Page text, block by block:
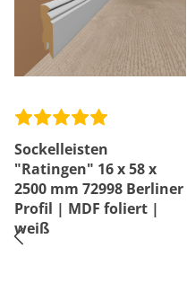
Sockelleisten
"Ratingen" 16 x 58 x
2500 mm 72998 Berliner
Profil | MDF foliert |
weiß